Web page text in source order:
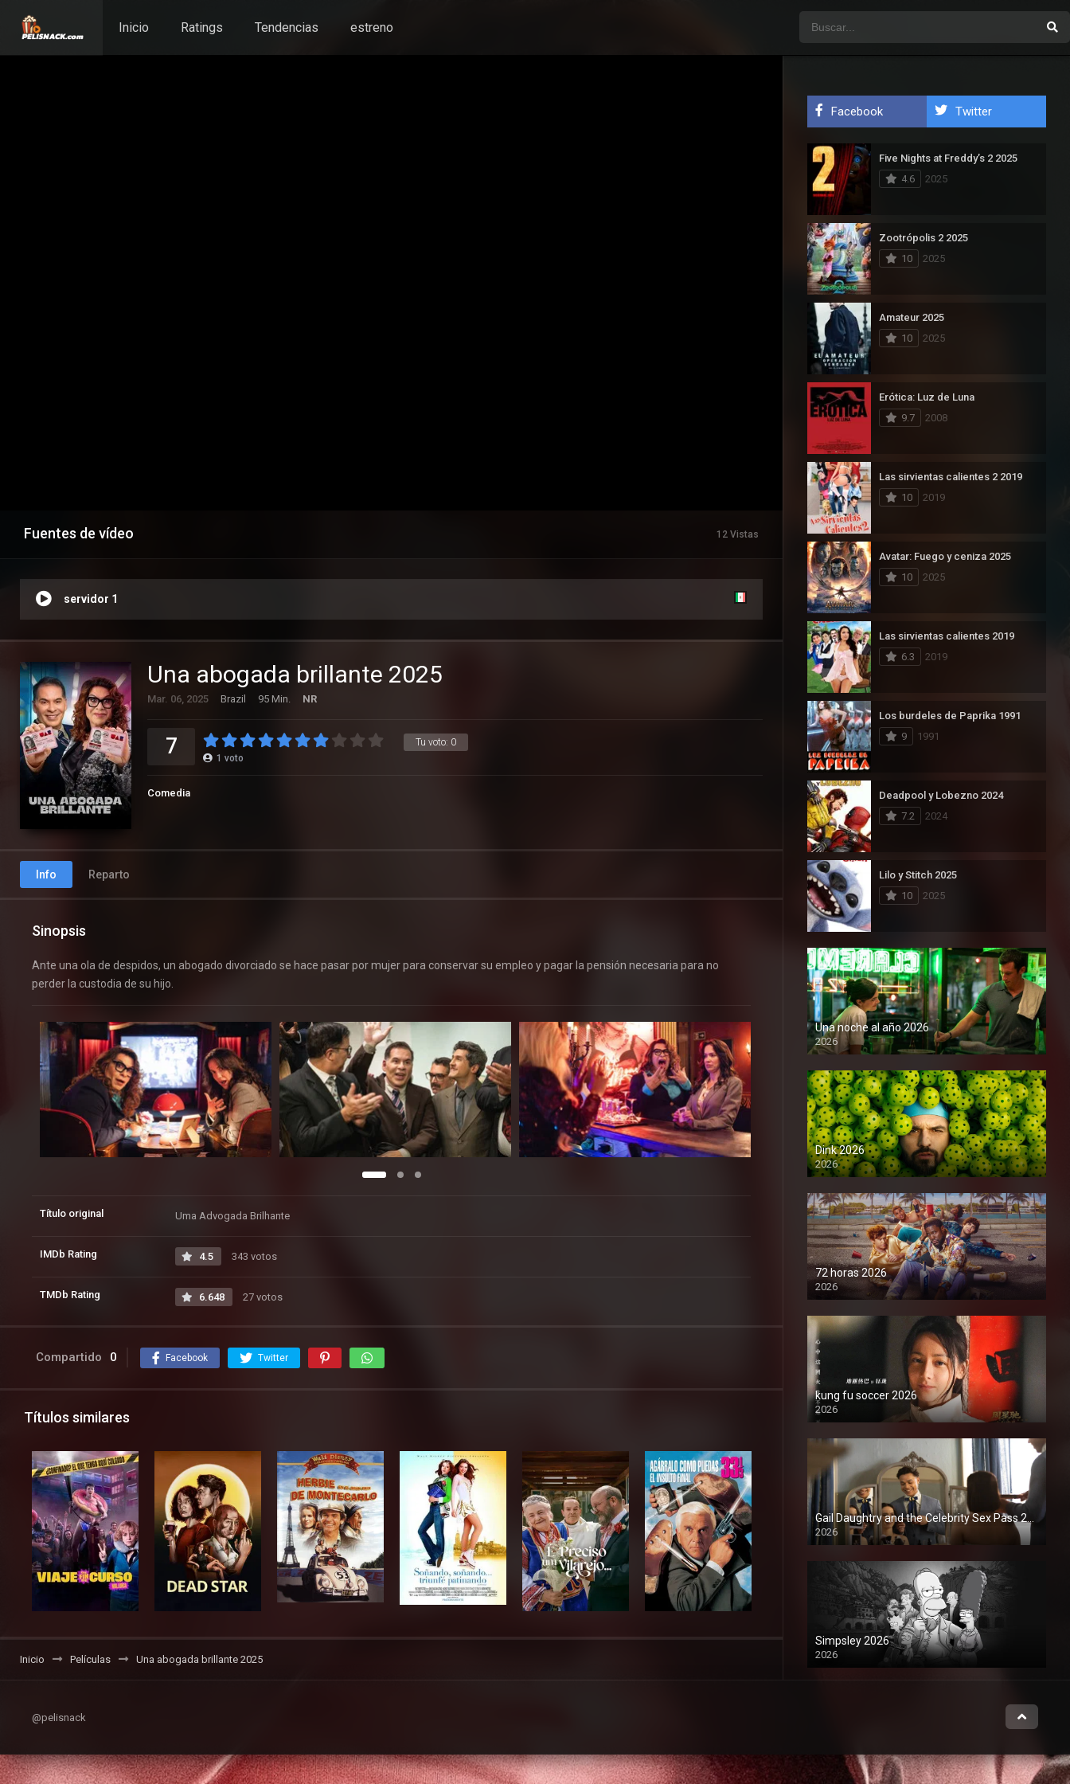
Inicio Ratings Tendencias estreno
Fuentes de vídeo 12 Vistas
servidor 1
Una abogada brillante 2025
Mar. 06, 2025 Brazil 95 Min. NR
Tu voto: 0
7 1 voto
Comedia
Info Reparto
Sinopsis
Ante una ola de despidos, un abogado divorciado se hace pasar por mujer para conservar su empleo y pagar la pensión necesaria para no
perder la custodia de su hijo.
Título original Uma Advogada Brilhante
IMDb Rating 4.5 343 votos
TMDb Rating 6.648 27 votos
Compartido 0 Facebook Twitter
Títulos similares
Inicio Películas Una abogada brillante 2025
Facebook Twitter
Five Nights at Freddy’s 2 2025
4.6
2025
Zootrópolis 2 2025
10
2025
Amateur 2025
10
2025
Erótica: Luz de Luna
9.7
2008
Las sirvientas calientes 2 2019
10
2019
Avatar: Fuego y ceniza 2025
10
2025
Las sirvientas calientes 2019
6.3
2019
Los burdeles de Paprika 1991
9
1991
Deadpool y Lobezno 2024
7.2
2024
Lilo y Stitch 2025
10
2025
Una noche al año 2026
2026
1080P
Dink 2026
2026
1080P
72 horas 2026
2026
1080P
kung fu soccer 2026
2026
1080P
2026
1080P
Simpsley 2026
2026
1080P
Hermanito 2026
@pelisnack